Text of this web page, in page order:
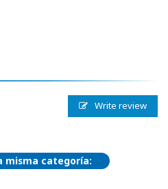
Write review
misma categoría: